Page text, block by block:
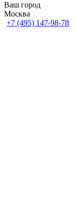
Ваш город
Москва
+7 (495) 147-98-78